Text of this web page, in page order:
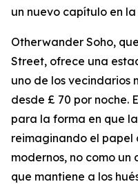
un nuevo capítulo en
Otherwander Soho,
Street, ofrece una
uno de los vecindarios
desde £ 70 por noche.
para la forma en que
reimaginando el papel
modernos, no como un
que mantiene a los